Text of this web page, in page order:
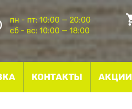
пн - пт: 10:00 — 20:00
сб - вс: 10:00 — 18:00
КОНТАКТЫ АКЦИИ